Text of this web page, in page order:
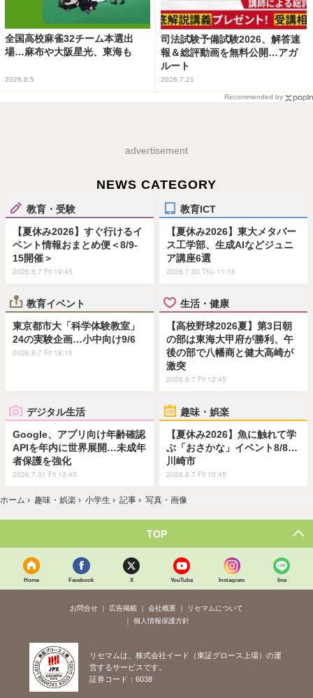
全国高校麻雀32チーム本選出
場…麻布や大阪星光、東海も
2026.8.5
司法試験予備試験2026、解答速
報＆総評動画を無料公開…アガ
ルート
2026.7.21
Recommended by
advertisement
NEWS CATEGORY
教育・受験
【夏休み2026】すぐ行けるイ
ベント情報おまとめ便＜8/9-
15開催＞
2026.8.7 Fri 19:45
教育ICT
【夏休み2026】東大メタバー
ス工学部、生成AIなどジュニ
ア講座6選
2026.7.30 Thu 11:15
教育イベント
東京都市大「科学体験教室」
24の実験企画…小中向け9/6
2026.8.7 Fri 18:15
生活・健康
【高校野球2026夏】第3日朝
の部は東海大甲府が勝利、午
後の部で八幡商と健大高崎が
激突
2026.8.7 Fri 12:45
デジタル生活
Google、アプリ向け年齢確認
APIを年内に世界展開…未成年
者保護を強化
2026.7.31 Fri 13:45
趣味・娯楽
【夏休み2026】魚に触れて学
ぶ「おさかな」イベント8/8…
川崎市
2026.8.7 Fri 10:45
ホーム › 趣味・娯楽 › 小学生 › 記事 › 写真・画像
TOP
Home Facebook X YouTube Instagram line
お問合せ 広告掲載 会社概要
リセマムについて
個人情報保護方針
リセマムは、株式会社イード（東証グロース上場）の運
営するサービスです。
証券コード：6038